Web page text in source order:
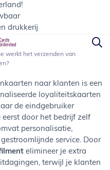
drukkerij
werkt het verzenden van
naar klanten is een
loyaliteitskaarten
de eindgebruiker
door het bedrijf zelf
personalisatie,
service. Door
elimineer je extra
terwijl je klanten